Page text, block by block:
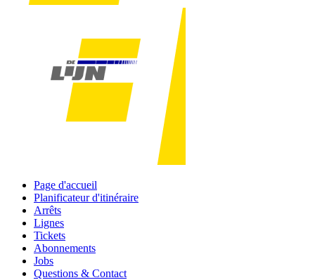
Page d'accueil
Planificateur d'itinéraire
Arrêts
Lignes
Tickets
Abonnements
Jobs
Questions & Contact